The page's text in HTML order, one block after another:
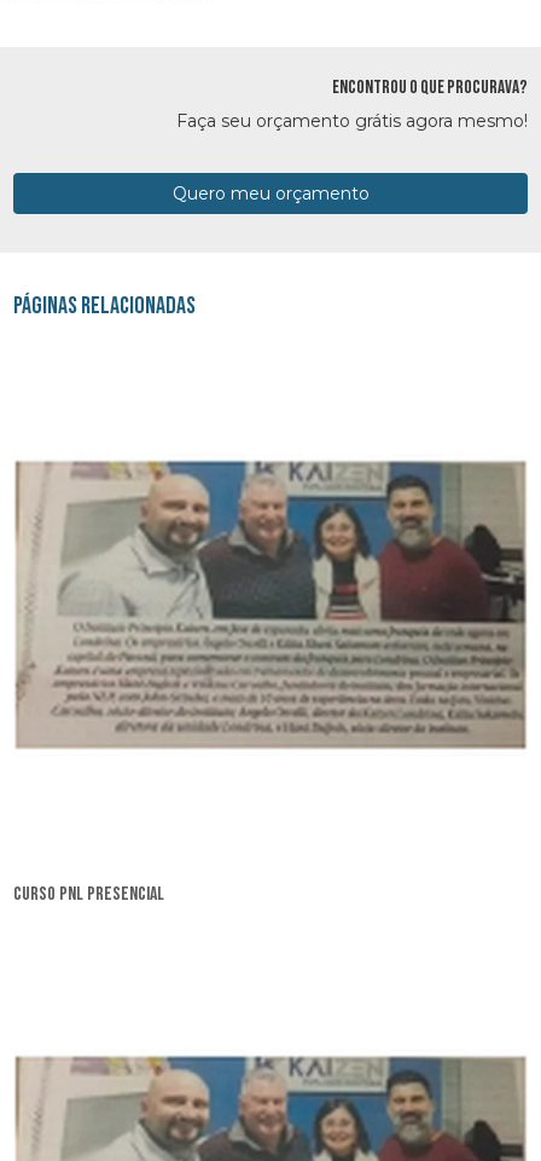
ENCONTROU O QUE PROCURAVA?
Faça seu orçamento grátis agora mesmo!
Quero meu orçamento
Páginas Relacionadas
curso pnl presencial